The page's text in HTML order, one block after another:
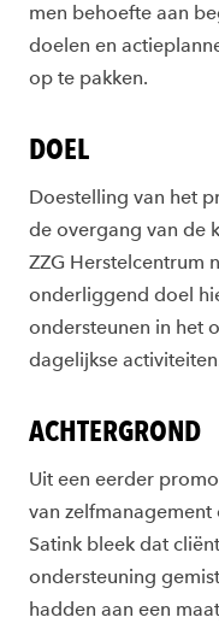
men behoefte aan
doelen en
op te pakken.
DOEL
Doestelling van het
de overgang van de
ZZG Herstelcentrum
onderliggend doel
ondersteunen in het
dagelijkse
ACHTERGROND
Uit een eerder
van zelfmanagement
Satink bleek dat
ondersteuning
hadden aan een